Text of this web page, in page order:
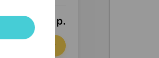
— 12,48 р.
В корзину